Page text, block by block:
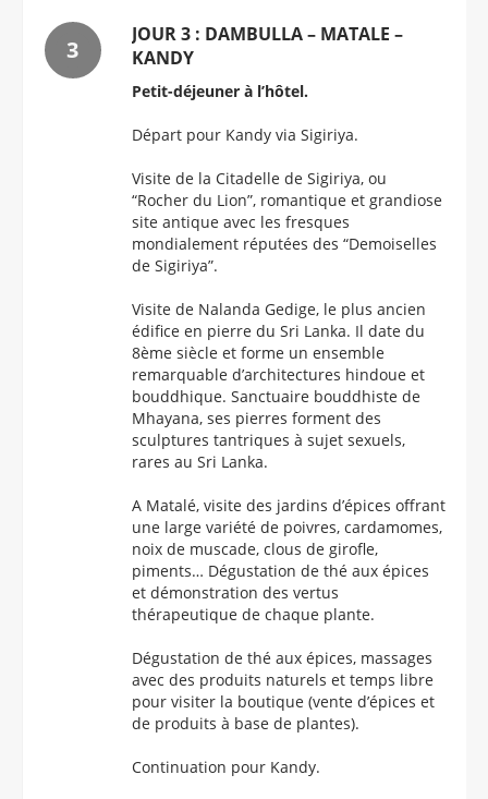
JOUR 3 : DAMBULLA – MATALE –
KANDY
Petit-déjeuner à l’hôtel.
Départ pour Kandy via Sigiriya.
Visite de la Citadelle de Sigiriya, ou
“Rocher du Lion”, romantique et grandiose
site antique avec les fresques
mondialement réputées des “Demoiselles
de Sigiriya”.
Visite de Nalanda Gedige, le plus ancien
édifice en pierre du Sri Lanka. Il date du
8ème siècle et forme un ensemble
remarquable d’architectures hindoue et
bouddhique. Sanctuaire bouddhiste de
Mhayana, ses pierres forment des
sculptures tantriques à sujet sexuels,
rares au Sri Lanka.
A Matalé, visite des jardins d’épices offrant
une large variété de poivres, cardamomes,
noix de muscade, clous de girofle,
piments… Dégustation de thé aux épices
et démonstration des vertus
thérapeutique de chaque plante.
Dégustation de thé aux épices, massages
avec des produits naturels et temps libre
pour visiter la boutique (vente d’épices et
de produits à base de plantes).
Continuation pour Kandy.